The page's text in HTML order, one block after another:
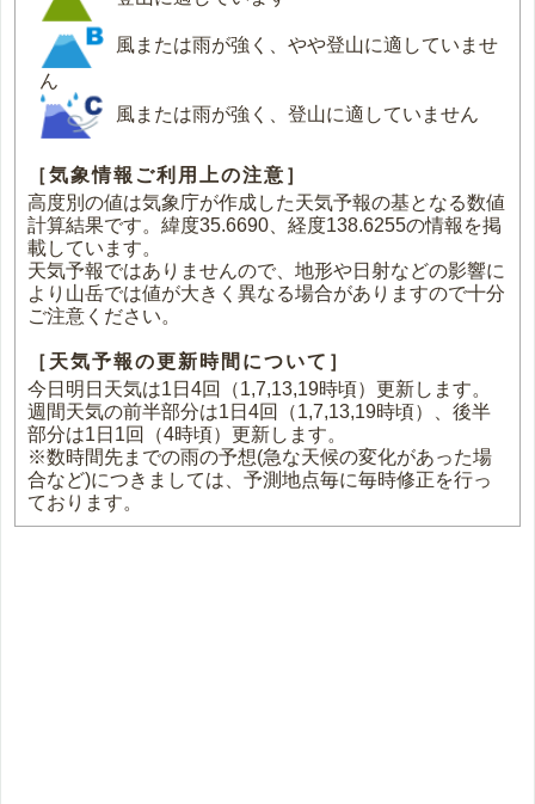
風または雨が強く、やや登山に適していませ
ん
風または雨が強く、登山に適していません
［気象情報ご利用上の注意］
高度別の値は気象庁が作成した天気予報の基となる数値
計算結果です。緯度35.6690、経度138.6255の情報を掲
載しています。
天気予報ではありませんので、地形や日射などの影響に
より山岳では値が大きく異なる場合がありますので十分
ご注意ください。
［天気予報の更新時間について］
今日明日天気は1日4回（1,7,13,19時頃）更新します。
週間天気の前半部分は1日4回（1,7,13,19時頃）、後半
部分は1日1回（4時頃）更新します。
※数時間先までの雨の予想(急な天候の変化があった場
合など)につきましては、予測地点毎に毎時修正を行っ
ております。